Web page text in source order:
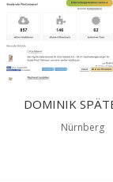
Nürnberg